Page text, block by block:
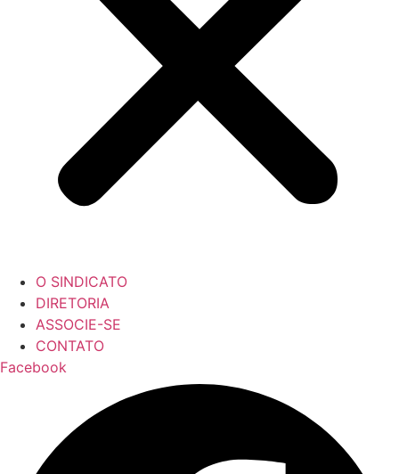
O SINDICATO
DIRETORIA
ASSOCIE-SE
CONTATO
Facebook